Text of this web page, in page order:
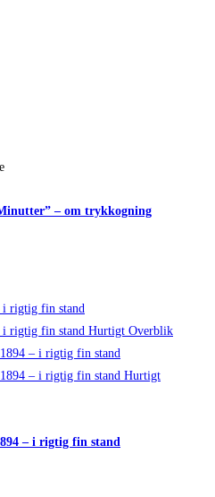
– om trykkogning
Hurtigt Overblik
Hurtigt
– i rigtig fin stand